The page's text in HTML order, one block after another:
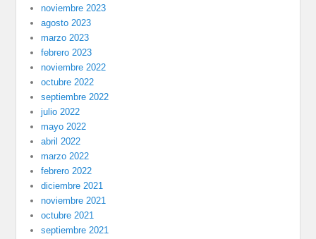
noviembre 2023
agosto 2023
marzo 2023
febrero 2023
noviembre 2022
octubre 2022
septiembre 2022
julio 2022
mayo 2022
abril 2022
marzo 2022
febrero 2022
diciembre 2021
noviembre 2021
octubre 2021
septiembre 2021